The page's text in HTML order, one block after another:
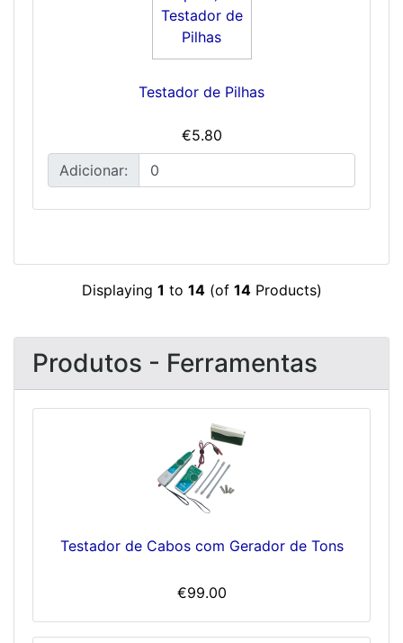
Testador de Pilhas
€5.80
Adicionar:
Displaying 1 to 14(of 14Products)
Produtos - Ferramentas
Testador de Cabos com Gerador de Tons
€99.00